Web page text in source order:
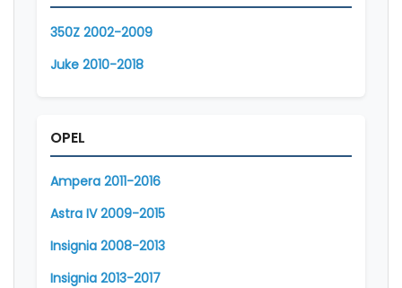
350Z 2002-2009
Juke 2010-2018
OPEL
Ampera 2011-2016
Astra IV 2009-2015
Insignia 2008-2013
Insignia 2013-2017